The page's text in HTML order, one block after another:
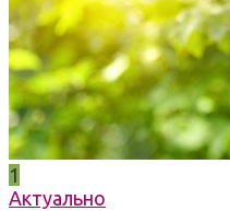
1
Актуально